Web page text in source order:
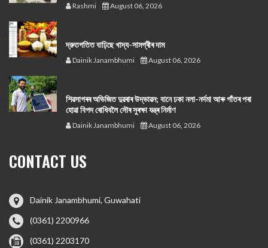
Rashmi August 06, 2026
দ্রুতগতিত বাঢ়িছে খাদ্য-সামগ্ৰীৰ দাম
Dainik Janambhumi August 06, 2026
শিৱসাগৰৰ অভিজিত দুৱৰাৰ উদ্ভাৱন; বানে ঢকা নলা-নৰ্দমা আৰু গাঁতৰ পৰা
হোৱা বিপদ ৰোধিবলৈ সৌৰ সুৰক্ষা যন্ত্ৰ নিৰ্মাণ
Dainik Janambhumi August 06, 2026
CONTACT US
Dainik Janambhumi, Guwahati
(0361) 2200966
(0361) 2203170